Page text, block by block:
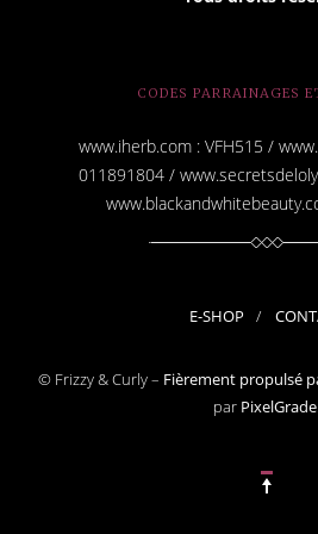
CODES PARRAINAGES
www.iherb.com : VFH515 /
011891804 /
E-SHOP
© Frizzy & Curly – Fièrement propulsé
par PixelGrade